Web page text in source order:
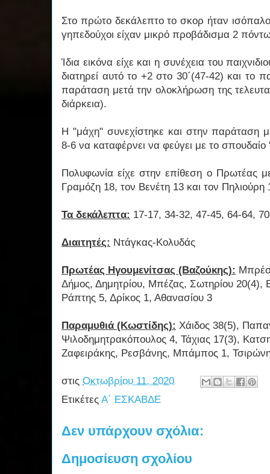
Στο πρώτο δεκάλεπτο το σκορ ήταν
γηπεδούχοι είχαν μικρό προβάδισμα 2
Ίδια εικόνα είχε και η συνέχεια του
διατηρεί αυτό το +2 στο 30΄(47-42) και το
παράταση μετά την ολοκλήρωση της
διάρκεια).
Η "μάχη" συνεχίστηκε και στην παράταση
8-6 να καταφέρνει να φεύγει με το
Πολυφωνία είχε στην επίθεση ο Πρωτέας
Γραμόζη 18, τον Βενέτη 13 και τον Πηλιούρη
Τα δεκάλεπτα: 17-17, 34-32, 47-45, 64-64,
Διαιτητές: Ντάγκας-Κολυδάς
Πρωτέας Ηγουμενίτσας (Βαζούκης):
Δήμος, Δημητρίου, Μπέζας, Σωτηρίου 20(4),
Ράπτης 5, Δρίκος 1, Αθανασίου 3
Παραμυθιά (Κωστίδης): Χάιδος 38(5),
Ψιλοδημητρακόπουλος 4, Τάχιας 17(3),
Ζαφειράκης, Ρεσβάνης, Μπάμπος 1,
στις Οκτωβρίου 11, 2020
Ετικέτες Α΄ ΕΣΚΑΒΔΕ
Δεν υπάρχουν σχόλια:
Δημοσίευση σχολίου